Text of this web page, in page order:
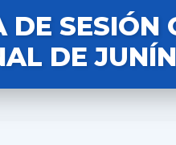
DE SESIÓN
DE